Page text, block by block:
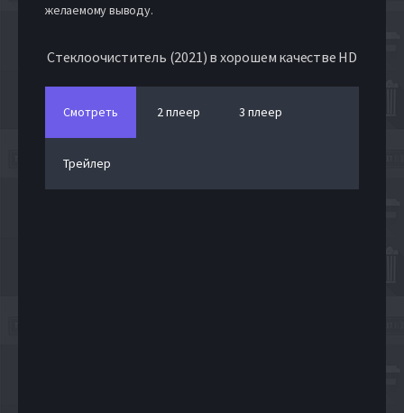
желаемому выводу.
Стеклоочиститель (2021) в хорошем качестве HD
Смотреть 2 плеер 3 плеер
Трейлер